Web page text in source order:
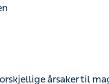
årsaker til